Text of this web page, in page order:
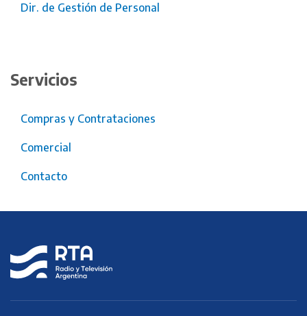
Dir. de Gestión de Personal
Servicios
Compras y Contrataciones
Comercial
Contacto
RTA
Radio y
Televisión
Argentina S.E.